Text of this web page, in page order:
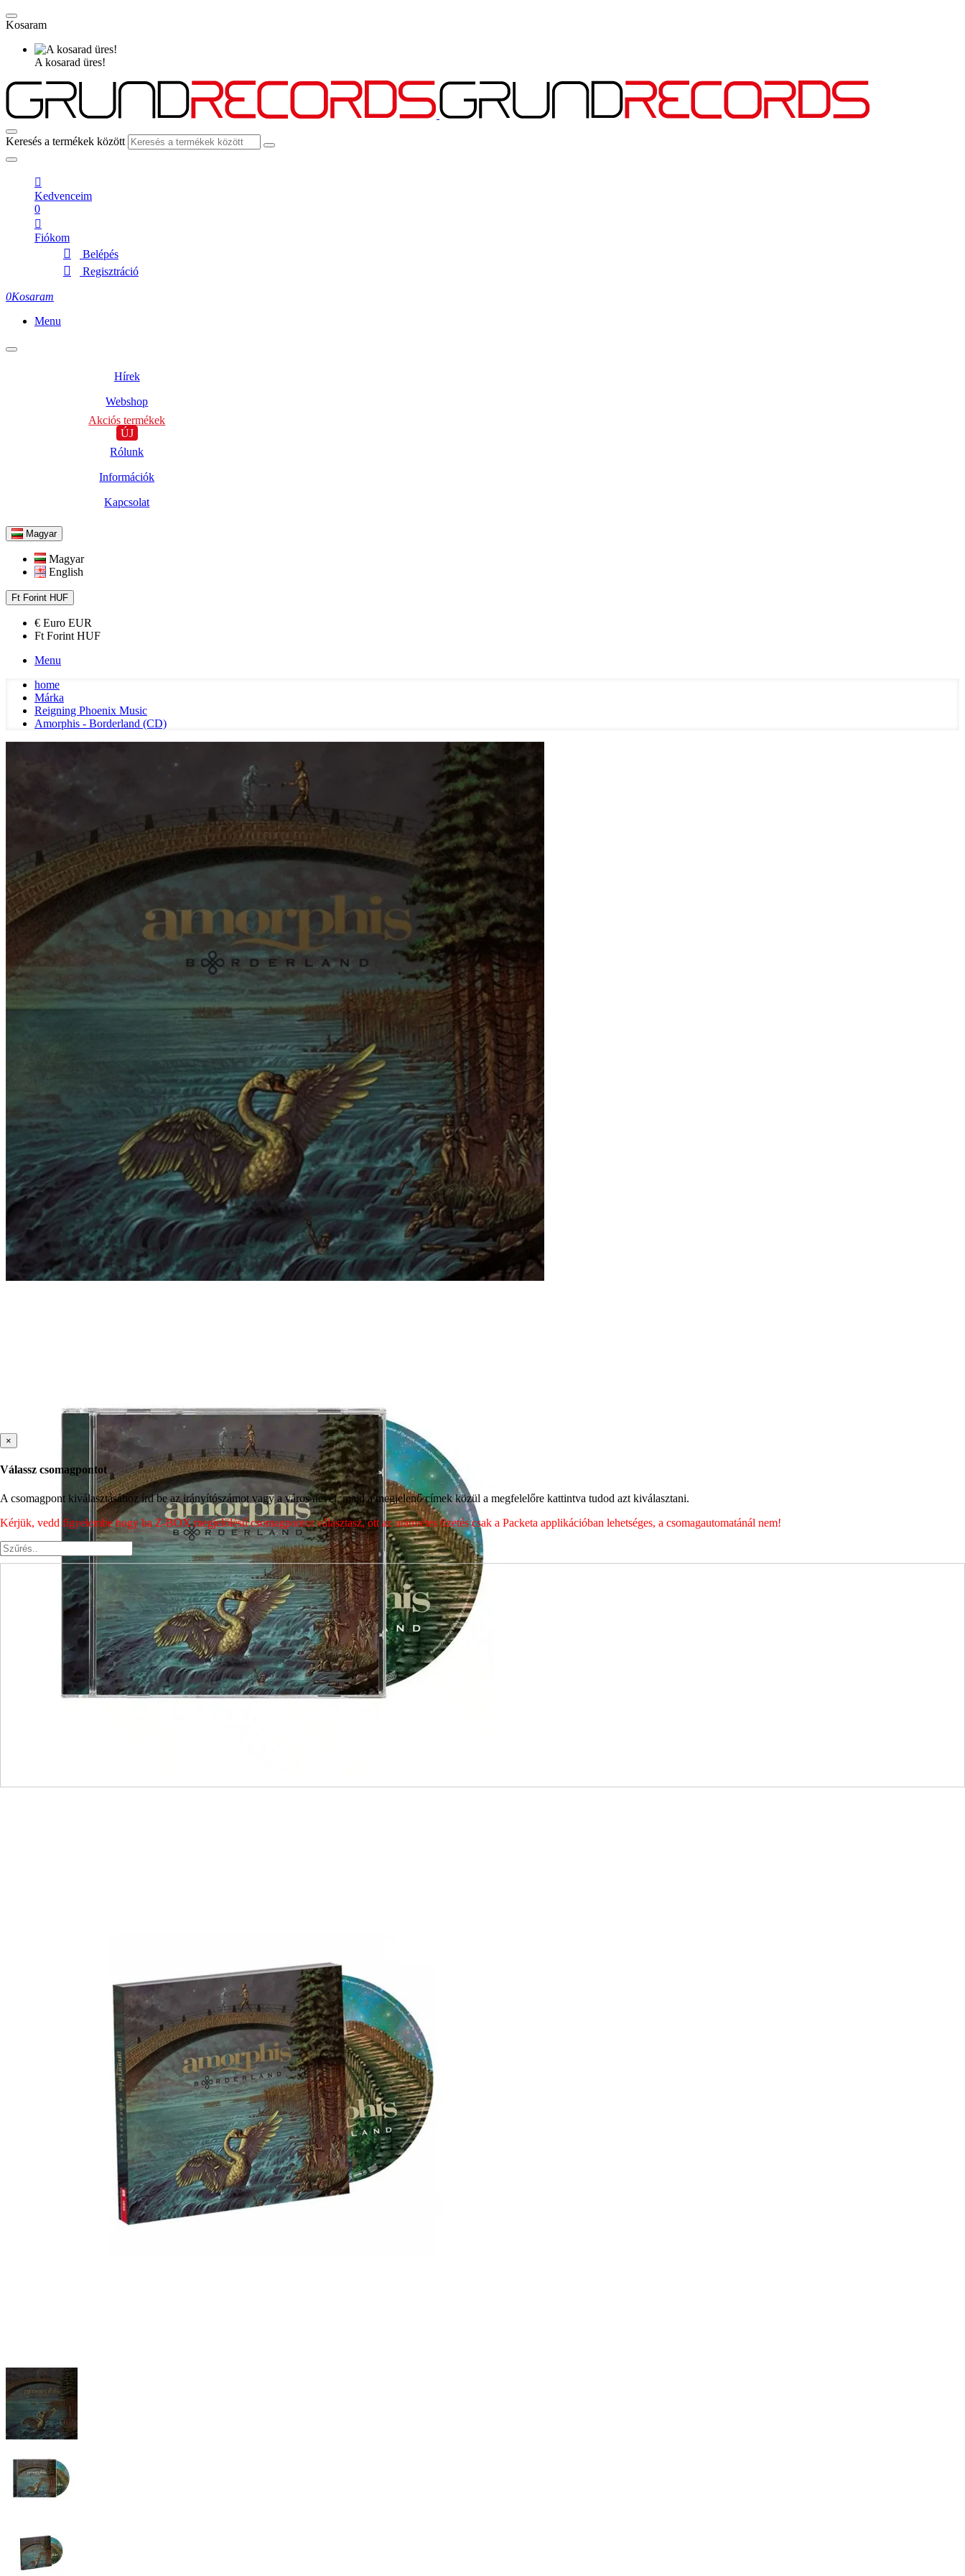
Kosaram
A kosarad üres!
Keresés a termékek között
Kedvenceim
0
Fiókom
Belépés
Regisztráció
0Kosaram
Menu
Hírek
Webshop
Akciós termékek
ÚJ
Rólunk
Információk
Kapcsolat
Magyar
Magyar
English
Ft Forint HUF
€ Euro EUR
Ft Forint HUF
Menu
home
Márka
Reigning Phoenix Music
Amorphis - Borderland (CD)
×
Válassz csomagpontot
A csomagpont kiválasztásához írd be az irányítószámot vagy a város nevét, majd a megjelenő címek közül a megfelelőre kattintva tudod azt kiválasztani.
Kérjük, vedd figyelembe hogy ha Z-BOX megjelölésű csomagpontot választasz, ott az utánvétes fizetés csak a Packeta applikációban lehetséges, a csomagautomatánál nem!